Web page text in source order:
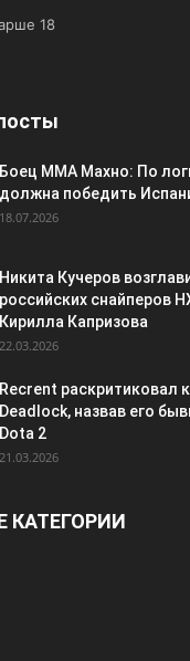
18
Боец ММА Махно: По
должна победить
18.07.2026
Никита Кучеров
российских снайперов
Кирилла Капризова
22.03.2026
Recrent раскритиковал
Deadlock, назвав его
Dota 2
21.03.2026
КАТЕГОРИИ